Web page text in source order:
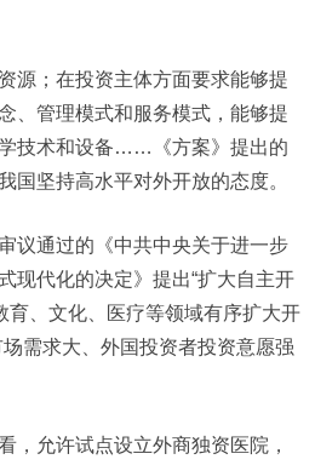
源；在投资主体方面要求能够提
、管理模式和服务模式，能够提
技术和设备……《方案》提出的
国坚持高水平对外开放的态度。
议通过的《中共中央关于进一步
现代化的决定》提出“扩大自主开
育、文化、医疗等领域有序扩大开
需求大、外国投资者投资意愿强
，允许试点设立外商独资医院，